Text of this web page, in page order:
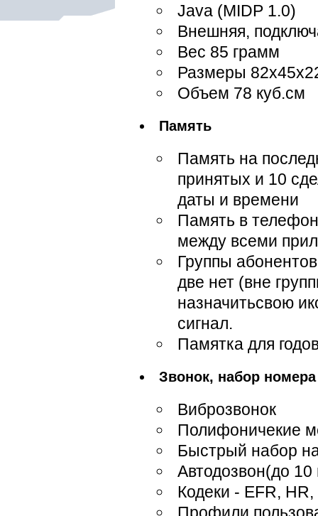
Java (MIDP 1.0)
Внешняя,
Вес 85 грамм
Размеры
Объем 78 куб.см
Память
Память на
принятых и 10
даты и времени
Память в
между всеми
Группы
две нет (вне
назначитьсвою
сигнал.
Памятка для
Звонок, набор номера
Виброзвонок
Полифоничекие
Быстрый набор
Автодозвон(до
Кодеки - EFR,